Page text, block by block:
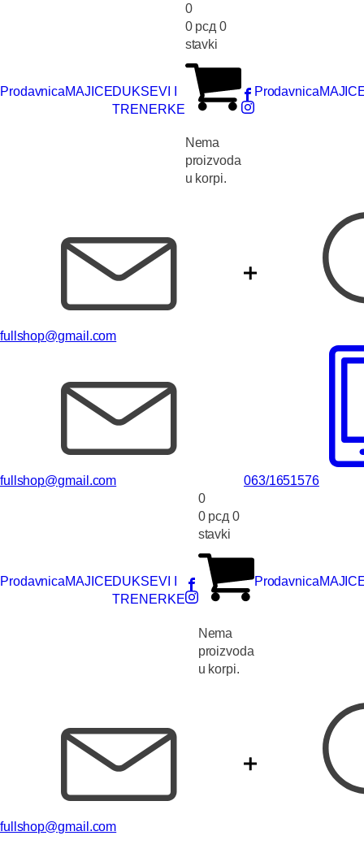
ProdavnicaMAJICEDUKSEVI I
TRENERKE
0
0 рсд 0
stavki
Nema
proizvoda
u korpi.
Prodavnica
fullshop@gmail.com
fullshop@gmail.com 063/1651576
ProdavnicaMAJICEDUKSEVI I
TRENERKE
0
0 рсд 0
stavki
Nema
proizvoda
u korpi.
Prodavnica
fullshop@gmail.com